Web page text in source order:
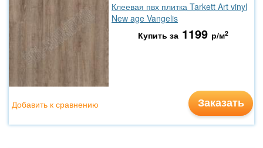
Клеевая пвх плитка Tarkett Art vinyl
New age Vangelis
Купить за 1199 р/м2
Заказать
Добавить к сравнению